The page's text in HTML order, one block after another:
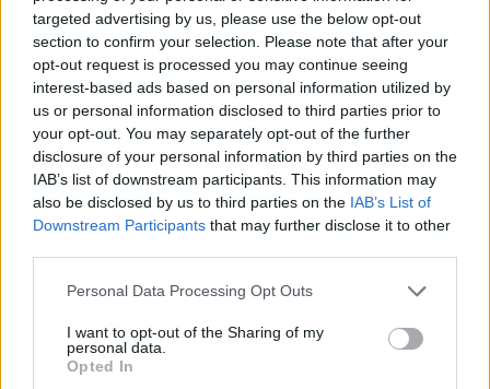
targeted advertising by us, please use the below opt-out
section to confirm your selection. Please note that after your
opt-out request is processed you may continue seeing
interest-based ads based on personal information utilized by
us or personal information disclosed to third parties prior to
your opt-out. You may separately opt-out of the further
disclosure of your personal information by third parties on the
IAB’s list of downstream participants. This information may
also be disclosed by us to third parties on the IAB’s List of
Downstream Participants that may further disclose it to other
Personal Data Processing Opt Outs
I want to opt-out of the Sharing of my
personal data.
Opted In
ΔΕΙΤΕ ΕΠΙΣΗΣ
ΣΤΗΝ ΙΔΙΑ ΚΑΤΗΓΟΡΙΑ
Η Γαρυφαλλιά Καληφώνη στην
Πάρο με μαύρο μπικίνι ‑ δείτε
τις πόζες της
από τις καλοκαιρινές της διακοπές στο
νησί των Κυκλάδων